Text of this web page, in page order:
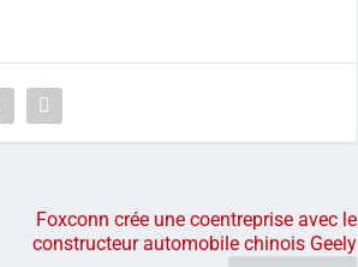
Foxconn crée une coentreprise avec le
constructeur automobile chinois Geely